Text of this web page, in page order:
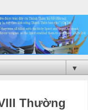
▼
Thường